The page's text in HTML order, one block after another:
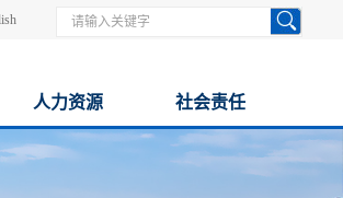
人力资源 社会责任